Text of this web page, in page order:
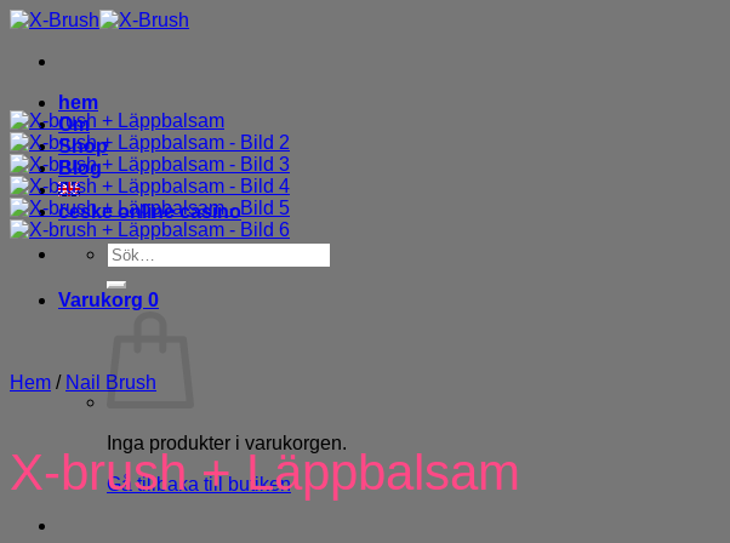
Skip
content
hem
Om
Shop
Blog
ceske online casino
Sök
efter:
Varukorg 0
Inga produkter i varukorgen.
Gå tillbaka till butiken
Hem / Nail Brush
X-brush + Läppbalsam